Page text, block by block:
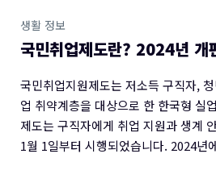
생활 정보
국민취업제도란? 2024년 개
국민취업지원제도는 저소득 구직자,
업 취약계층을 대상으로 한 한국형 실
제도는 구직자에게 취업 지원과 생계
1월 1일부터 시행되었습니다. 2024년